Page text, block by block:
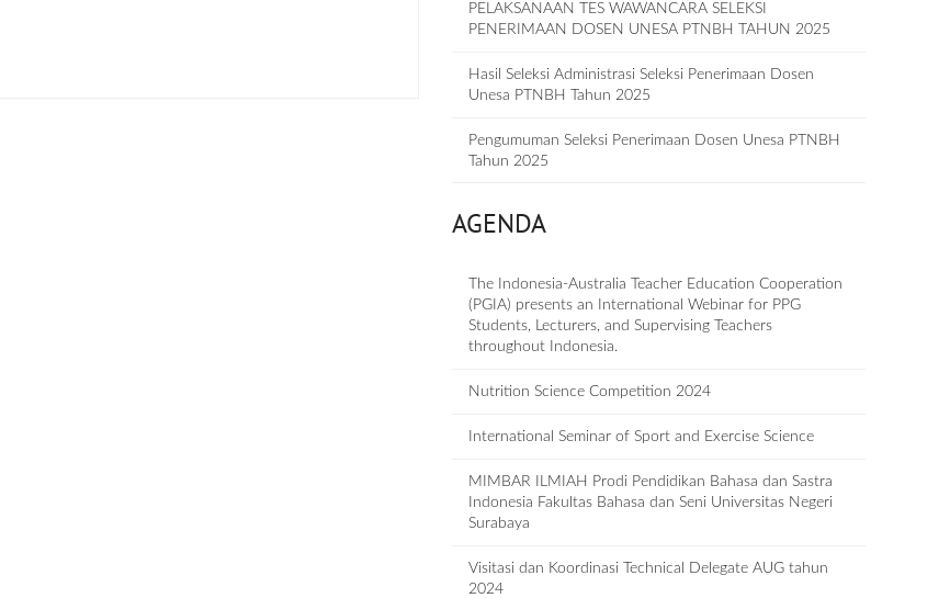
PELAKSANAAN TES WAWANCARA SELEKSI
PENERIMAAN DOSEN UNESA PTNBH TAHUN 2025
Hasil Seleksi Administrasi Seleksi Penerimaan Dosen
Unesa PTNBH Tahun 2025
Pengumuman Seleksi Penerimaan Dosen Unesa PTNBH
Tahun 2025
AGENDA
The Indonesia-Australia Teacher Education Cooperation
(PGIA) presents an International Webinar for PPG
Students, Lecturers, and Supervising Teachers
throughout Indonesia.
Nutrition Science Competition 2024
International Seminar of Sport and Exercise Science
MIMBAR ILMIAH Prodi Pendidikan Bahasa dan Sastra
Indonesia Fakultas Bahasa dan Seni Universitas Negeri
Surabaya
Visitasi dan Koordinasi Technical Delegate AUG tahun
2024